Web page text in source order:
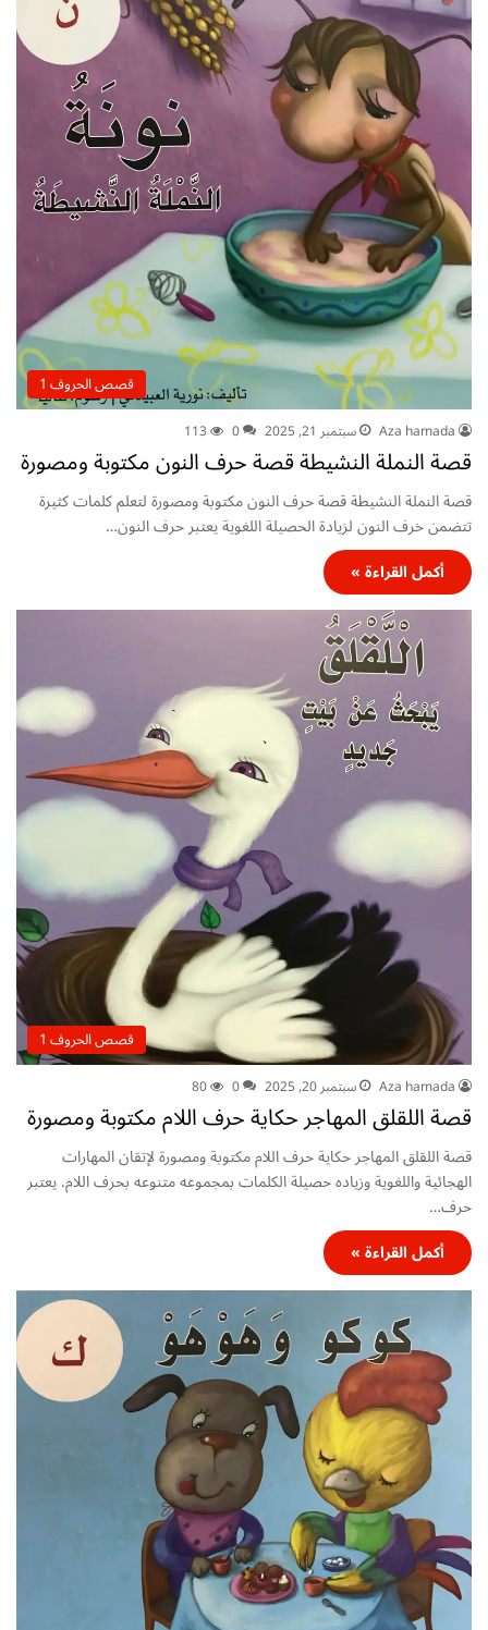
قصص الحروف 1
Aza hamada سبتمبر 21, 2025 0
113
قصة النملة النشيطة قصة حرف النون مكتوبة ومصورة
قصة النملة النشيطة قصة حرف النون مكتوبة ومصورة لتعلم كلمات كثيرة
تتضمن خرف النون لزيادة الحصيلة اللغوية يعتبر حرف النون…
أكمل القراءة »
قصص الحروف 1
Aza hamada سبتمبر 20, 2025 0
80
قصة اللقلق المهاجر حكاية حرف اللام مكتوبة ومصورة
قصة اللقلق المهاجر حكاية حرف اللام مكتوبة ومصورة لإتقان المهارات
الهجائية واللغوية وزياده حصيلة الكلمات بمجموعه متنوعه بحرف اللام. يعتبر
حرف…
أكمل القراءة »